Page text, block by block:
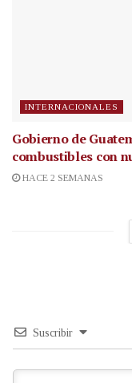
INTERNACIONALES
Gobierno de
combustibles con
HACE 2 SEMANAS
Suscribir